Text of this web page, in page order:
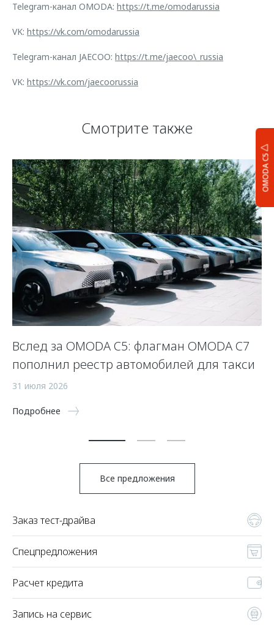
OMODA C5
Telegram-канал OMODA: https://t.me/omodarussia
VK: https://vk.com/omodarussia
Telegram-канал JAECOO: https://t.me/jaecoo\_russia
VK: https://vk.com/jaecoorussia
Смотрите также
Вслед за OMODA C5: флагман OMODA C7
пополнил реестр автомобилей для такси
31 июля 2026
Подробнее
Все предложения
Заказ тест-драйва
Спецпредложения
Расчет кредита
Запись на сервис